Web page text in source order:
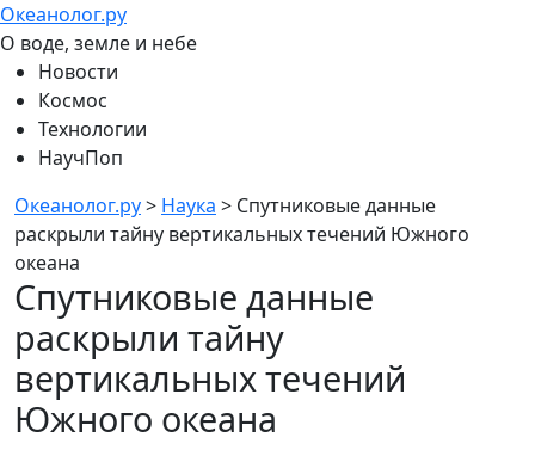
Океанолог.ру
О воде, земле и небе
Новости
Космос
Технологии
НаучПоп
Океанолог.ру> Наука > Спутниковые данные
раскрыли тайну вертикальных течений Южного
океана
Спутниковые данные
раскрыли тайну
вертикальных течений
Южного океана